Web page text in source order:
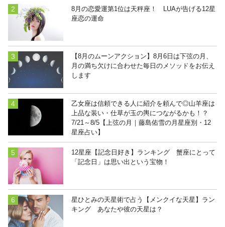
8月の恋愛運第1位は天秤座！ LUAが告げる12星
座恋の運命
【8月のムーンアクション】8月6日は下弦の月、
月の満ち欠けに合わせた毎日のメソッドをお伝え
します
乙女座は信頼できる人に紹介を頼んで◎山羊座は
上品な装い・仕草が玉の輿につながるかも！？
7/21～8/5【上弦の月｜藤島佑雪の月星座別・12
星座占い】
12星座【記念日好き】ランキング 蟹座にとって
「記念日」は思い出という宝物！
星ひとみの天星術で占う【メンクイな天星】ラン
キング あなたや彼の天星は？